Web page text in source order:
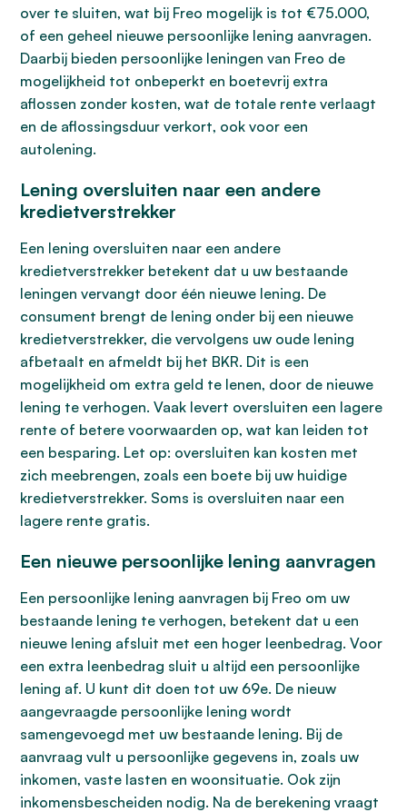
over te sluiten, wat bij Freo mogelijk is tot €75.000,
of een geheel nieuwe persoonlijke lening aanvragen.
Daarbij bieden persoonlijke leningen van Freo de
mogelijkheid tot onbeperkt en boetevrij extra
aflossen zonder kosten, wat de totale rente verlaagt
en de aflossingsduur verkort, ook voor een
autolening.
Lening oversluiten naar een andere
kredietverstrekker
Een lening oversluiten naar een andere
kredietverstrekker betekent dat u uw bestaande
leningen vervangt door één nieuwe lening. De
consument brengt de lening onder bij een nieuwe
kredietverstrekker, die vervolgens uw oude lening
afbetaalt en afmeldt bij het BKR. Dit is een
mogelijkheid om extra geld te lenen, door de nieuwe
lening te verhogen. Vaak levert oversluiten een lagere
rente of betere voorwaarden op, wat kan leiden tot
een besparing. Let op: oversluiten kan kosten met
zich meebrengen, zoals een boete bij uw huidige
kredietverstrekker. Soms is oversluiten naar een
lagere rente gratis.
Een nieuwe persoonlijke lening aanvragen
Een persoonlijke lening aanvragen bij Freo om uw
bestaande lening te verhogen, betekent dat u een
nieuwe lening afsluit met een hoger leenbedrag. Voor
een extra leenbedrag sluit u altijd een persoonlijke
lening af. U kunt dit doen tot uw 69e. De nieuw
aangevraagde persoonlijke lening wordt
samengevoegd met uw bestaande lening. Bij de
aanvraag vult u persoonlijke gegevens in, zoals uw
inkomen, vaste lasten en woonsituatie. Ook zijn
inkomensbescheiden nodig. Na de berekening vraagt